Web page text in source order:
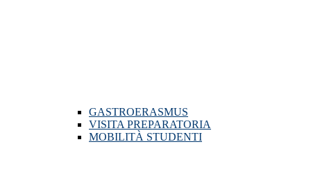
GASTROERASMUS
VISITA PREPARATORIA
MOBILITÀ STUDENTI